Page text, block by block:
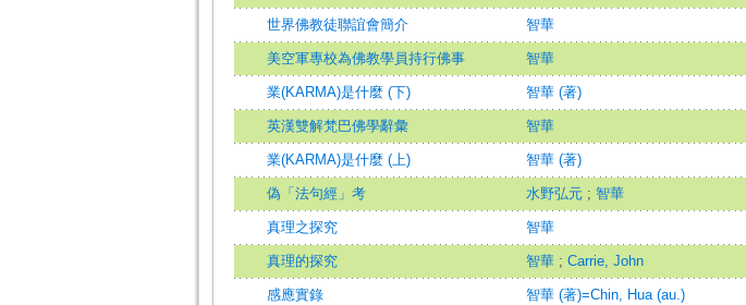
世界佛教徒聯誼會簡介 智華
美空軍專校為佛教學員持行佛事 智華
業(KARMA)是什麼 (下) 智華 (著)
英漢雙解梵巴佛學辭彙 智華
業(KARMA)是什麼 (上) 智華 (著)
偽「法句經」考 水野弘元 ; 智華
真理之探究 智華
真理的探究 智華 ; Carrie, John
感應實錄 智華 (著)=Chin, Hua (au.)